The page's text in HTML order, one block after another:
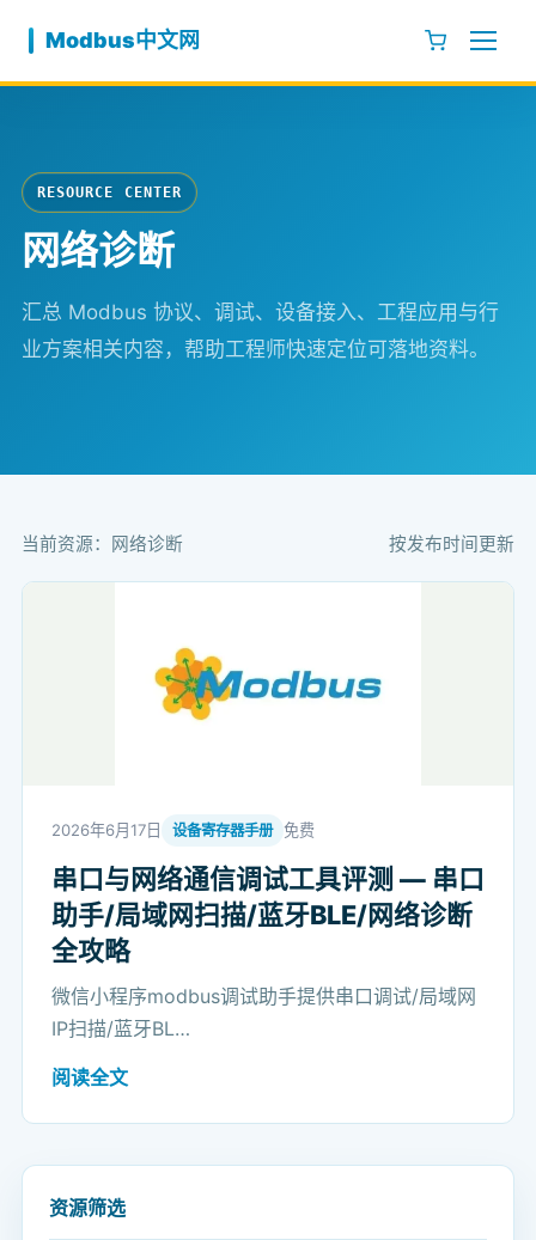
Modbus中文网
RESOURCE CENTER
网络诊断
汇总 Modbus 协议、调试、设备接入、工程应用与行
业方案相关内容，帮助工程师快速定位可落地资料。
当前资源：网络诊断 按发布时间更新
2026年6月17日 设备寄存器手册 免费
串口与网络通信调试工具评测 — 串口
助手/局域网扫描/蓝牙BLE/网络诊断
全攻略
微信小程序modbus调试助手提供串口调试/局域网
IP扫描/蓝牙BL…
阅读全文
资源筛选